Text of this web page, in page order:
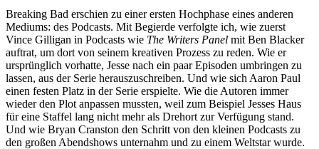
Breaking Bad erschien zu einer ersten Hochphase eines anderen
Mediums: des Podcasts. Mit Begierde verfolgte ich, wie zuerst
Vince Gilligan in Podcasts wie The Writers Panel mit Ben Blacker
auftrat, um dort von seinem kreativen Prozess zu reden. Wie er
ursprünglich vorhatte, Jesse nach ein paar Episoden umbringen zu
lassen, aus der Serie herauszuschreiben. Und wie sich Aaron Paul
einen festen Platz in der Serie erspielte. Wie die Autoren immer
wieder den Plot anpassen mussten, weil zum Beispiel Jesses Haus
für eine Staffel lang nicht mehr als Drehort zur Verfügung stand.
Und wie Bryan Cranston den Schritt von den kleinen Podcasts zu
den großen Abendshows unternahm und zu einem Weltstar wurde.